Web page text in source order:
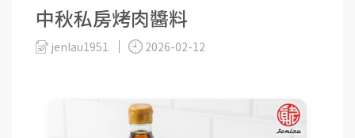
中秋私房烤肉醬料
jenlau1951 2026-02-12